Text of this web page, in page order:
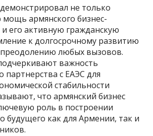
не только
армянского бизнес-
его активную гражданскую
к долгосрочному развитию
преодолению любых вызовов.
важность
партнерства с ЕАЭС для
стабильности
что армянский бизнес
роль в построении
будущего как для Армении, так и